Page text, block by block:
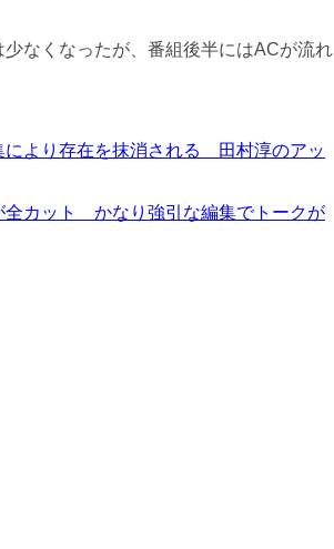
なくなったが、番組後半にはACが流れ
により存在を抹消される 田村淳のアッ
全カット かなり強引な編集でトークが